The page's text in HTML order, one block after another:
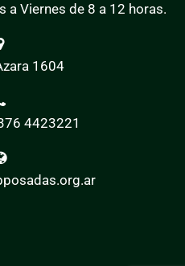
a Viernes de 8 a 12 horas.
1604
4423221